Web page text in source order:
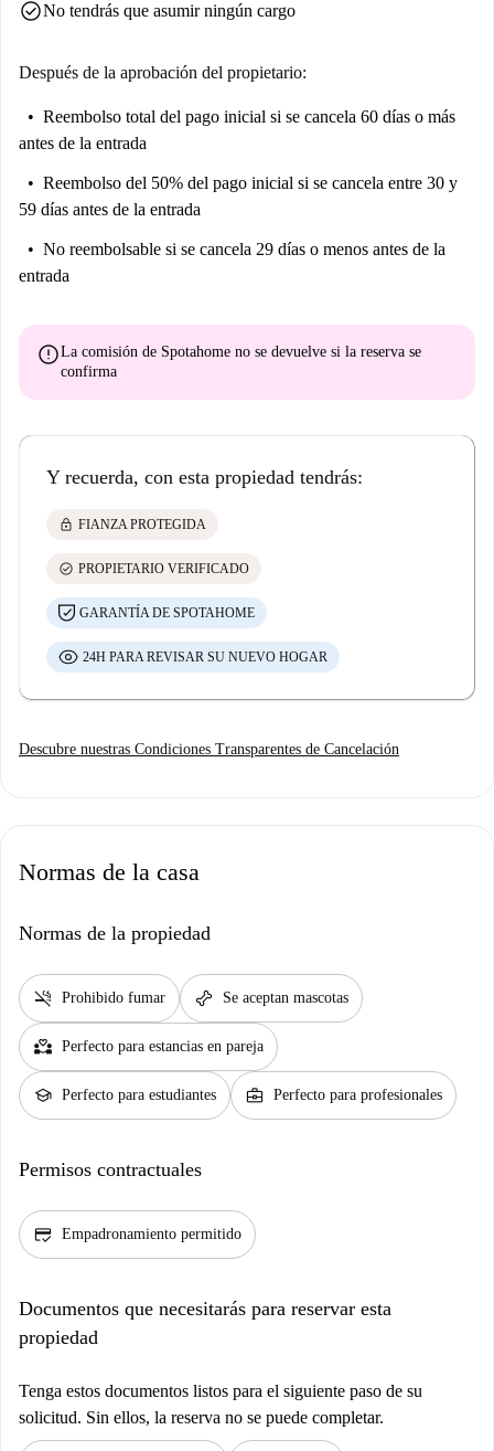
check_circleNo tendrás que asumir ningún cargo
Después de la aprobación del propietario:
Reembolso total del pago inicial si se cancela 60 días o más
antes de la entrada
Reembolso del 50% del pago inicial si se cancela entre 30 y
59 días antes de la entrada
No reembolsable si se cancela 29 días o menos antes de la
entrada
errorLa comisión de Spotahome no se devuelve si la reserva se
confirma
Y recuerda, con esta propiedad tendrás:
lock FIANZA PROTEGIDA
check_circle PROPIETARIO VERIFICADO
GARANTÍA DE SPOTAHOME
24H PARA REVISAR SU NUEVO HOGAR
Descubre nuestras Condiciones Transparentes de Cancelación
Normas de la casa
Normas de la propiedad
smoke_free Prohibido fumar pet_supplies Se aceptan mascotas
partner_heart Perfecto para estancias en pareja
school Perfecto para estudiantes business_center Perfecto para profesionales
Permisos contractuales
credit_score Empadronamiento permitido
Documentos que necesitarás para reservar esta
propiedad
Tenga estos documentos listos para el siguiente paso de su
solicitud. Sin ellos, la reserva no se puede completar.